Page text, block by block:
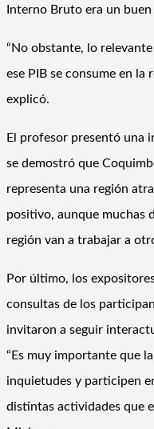
Interno Bruto era un
“No obstante, lo
ese PIB se consume en la
explicó.
El profesor presentó una
se demostró que
representa una región
positivo, aunque muchas
región van a trabajar a
Por último, los
consultas de los
invitaron a seguir
“Es muy importante que
inquietudes y participen
distintas actividades que